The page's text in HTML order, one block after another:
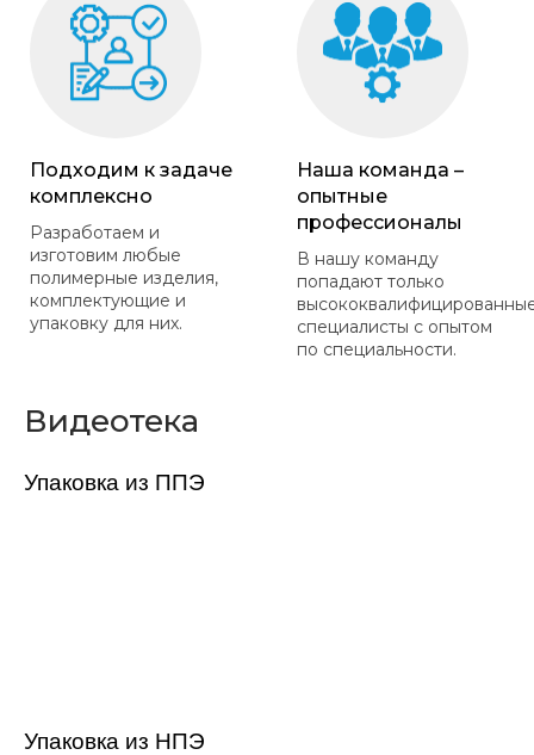
Подходим к задаче
комплексно
Разработаем и
изготовим любые
полимерные изделия,
комплектующие и
упаковку для них.
Наша команда –
опытные
профессионалы
В нашу команду
попадают только
специалисты с опытом
по специальности.
Видеотека
Упаковка из ППЭ
Упаковка из НПЭ